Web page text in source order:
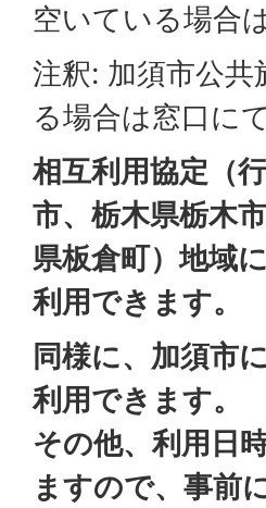
空いている場合
注釈: 加須市公
る場合は窓口に
相互利用協定（
市、栃木県栃木
県板倉町）地域
利用できます。
同様に、加須市
利用できます。
その他、利用日
ますので、事前